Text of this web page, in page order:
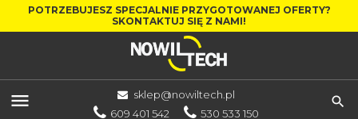
POTRZEBUJESZ SPECJALNIE PRZYGOTOWANEJ OFERTY?
SKONTAKTUJ SIĘ Z NAMI!
menu
sklep@nowiltech.pl
609 401 542
530 533 150